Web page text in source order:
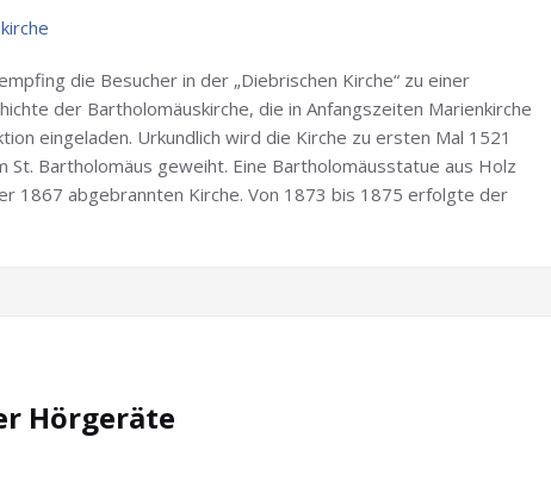
die Besucher in der „Diebrischen Kirche“ zu einer
der Bartholomäuskirche, die in Anfangszeiten Marienkirche
eingeladen. Urkundlich wird die Kirche zu ersten Mal 1521
Bartholomäus geweiht. Eine Bartholomäusstatue aus Holz
1867 abgebrannten Kirche. Von 1873 bis 1875 erfolgte der
Hörgeräte